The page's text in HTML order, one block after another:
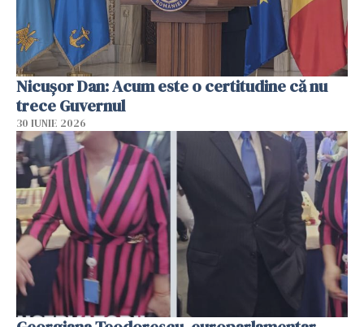
Nicușor Dan: Acum este o certitudine că nu
trece Guvernul
30 IUNIE 2026